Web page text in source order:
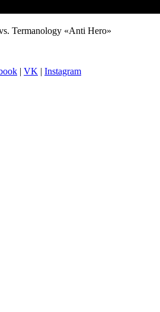
Termanology «Anti Hero»
| VK | Instagram